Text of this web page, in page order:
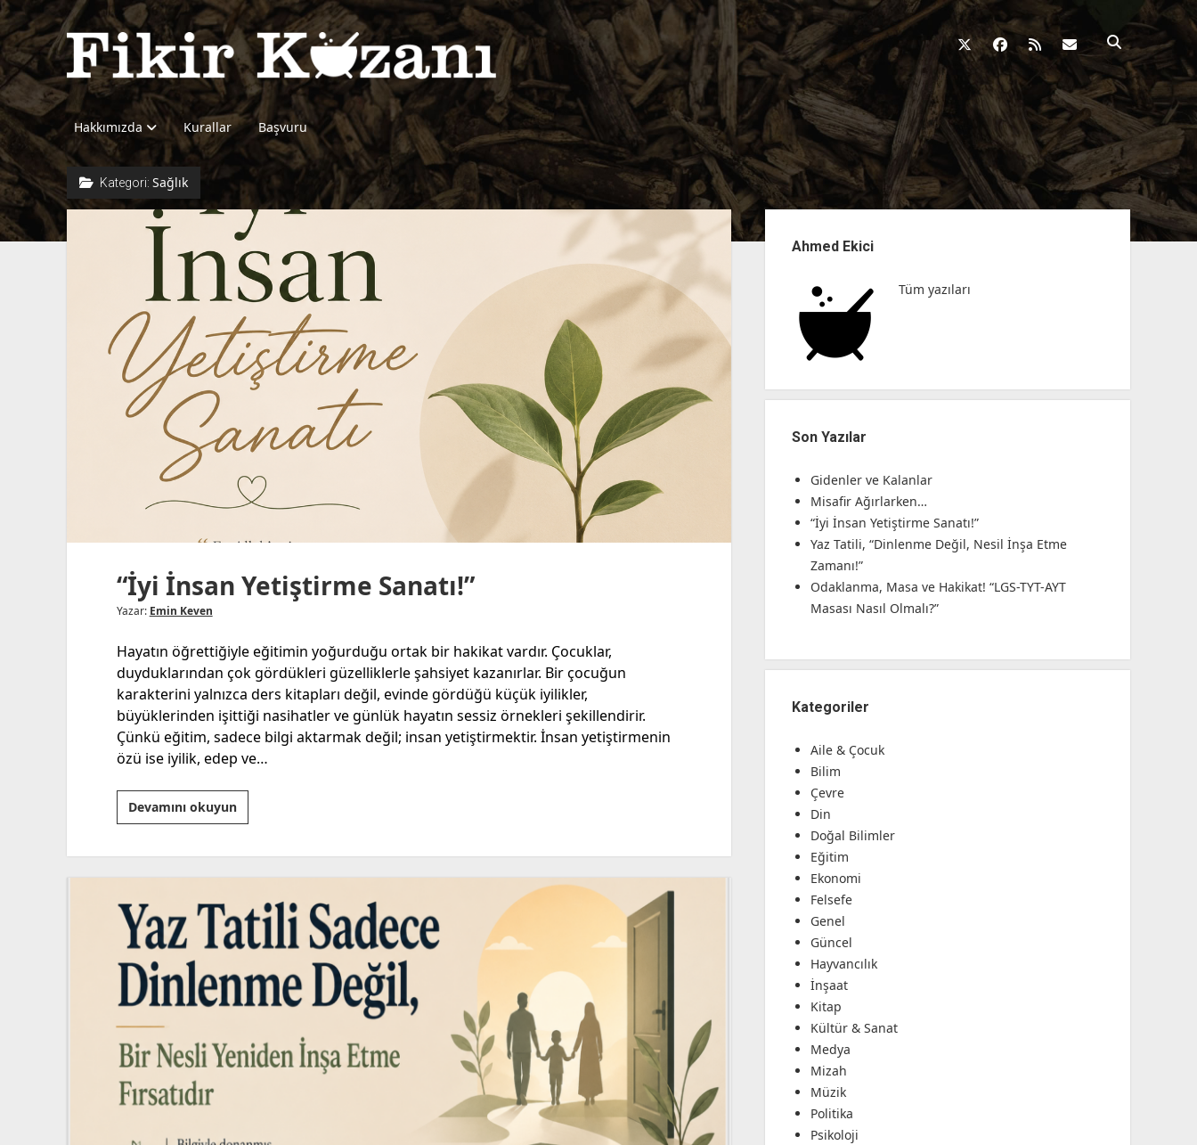
Fikir
Kazanı
twitterfacebook
rss
Hakkımızda Kurallar Başvuru
Kategori: Sağlık
“İyi İnsan Yetiştirme Sanatı!”
Yazar: Emin Keven
Hayatın öğrettiğiyle eğitimin yoğurduğu ortak bir hakikat vardır. Çocuklar,
duyduklarından çok gördükleri güzelliklerle şahsiyet kazanırlar. Bir çocuğun
karakterini yalnızca ders kitapları değil, evinde gördüğü küçük iyilikler,
büyüklerinden işittiği nasihatler ve günlük hayatın sessiz örnekleri şekillendirir.
Çünkü eğitim, sadece bilgi aktarmak değil; insan yetiştirmektir. İnsan yetiştirmenin
özü ise iyilik, edep ve…
Devamını okuyun“İyi
İnsan
MenüAhmed Ekici
Tüm yazıları
Son Yazılar
Gidenler ve Kalanlar
Misafir Ağırlarken…
“İyi İnsan Yetiştirme Sanatı!”
Yaz Tatili, “Dinlenme Değil, Nesil İnşa Etme
Zamanı!”
Odaklanma, Masa ve Hakikat! “LGS-TYT-AYT
Masası Nasıl Olmalı?”
Kategoriler
Aile & Çocuk
Bilim
Çevre
Din
Doğal Bilimler
Eğitim
Ekonomi
Felsefe
Genel
Güncel
Hayvancılık
İnşaat
Kitap
Kültür & Sanat
Medya
Mizah
Müzik
Politika
Psikoloji